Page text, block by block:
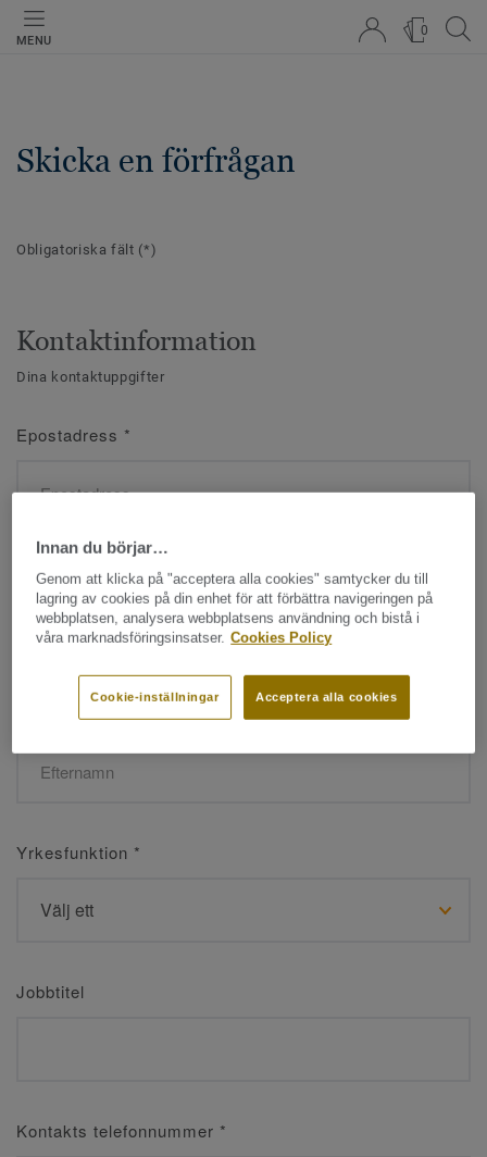
MENU
0
Skicka en förfrågan
Obligatoriska fält (*)
Kontaktinformation
Dina kontaktuppgifter
Epostadress *
Namn*
Efternamn*
Yrkesfunktion *
Jobbtitel
Kontakts telefonnummer *
Innan du börjar…
Genom att klicka på "acceptera alla cookies" samtycker du till
lagring av cookies på din enhet för att förbättra navigeringen på
webbplatsen, analysera webbplatsens användning och bistå i
våra marknadsföringsinsatser. Cookies Policy
Acceptera alla cookies
Cookie-inställningar